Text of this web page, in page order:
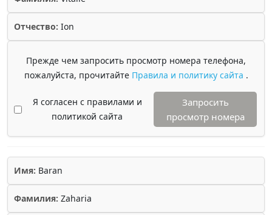
Отчество: Ion
Прежде чем запросить просмотр номера телефона,
пожалуйста, прочитайте Правила и политику сайта .
Я согласен с правилами и
политикой сайта
Запросить
просмотр номера
Имя: Baran
Фамилия: Zaharia